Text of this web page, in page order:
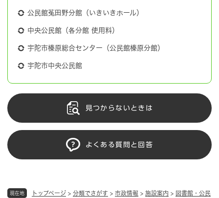
現在地 トップページ > 分類でさがす > 市政情報 > 施設案内 > 図書館・公民
公民館菟田野分館（いきいきホール）
中央公民館（各分館 使用料）
宇陀市榛原総合センター（公民館榛原分館）
宇陀市中央公民館
見つからないときは
よくある質問と回答